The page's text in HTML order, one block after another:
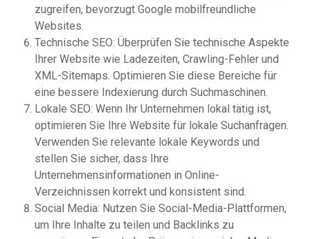
zugreifen, bevorzugt Google mobilfreundliche
Websites.
Technische SEO: Überprüfen Sie technische Aspekte
Ihrer Website wie Ladezeiten, Crawling-Fehler und
XML-Sitemaps. Optimieren Sie diese Bereiche für
eine bessere Indexierung durch Suchmaschinen.
Lokale SEO: Wenn Ihr Unternehmen lokal tätig ist,
optimieren Sie Ihre Website für lokale Suchanfragen.
Verwenden Sie relevante lokale Keywords und
stellen Sie sicher, dass Ihre
Unternehmensinformationen in Online-
Verzeichnissen korrekt und konsistent sind.
Social Media: Nutzen Sie Social-Media-Plattformen,
um Ihre Inhalte zu teilen und Backlinks zu